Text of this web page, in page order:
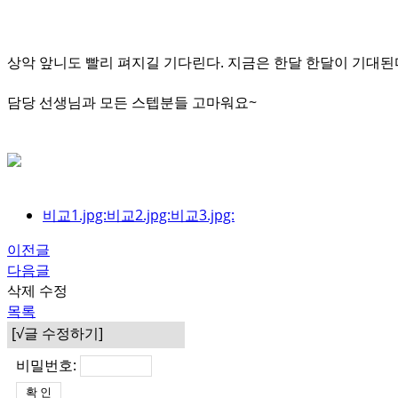
상악 앞니도 빨리 펴지길 기다린다. 지금은 한달 한달이 기대된
담당 선생님과 모든 스텝분들 고마워요~
비교1.jpg:비교2.jpg:비교3.jpg:
이전글
다음글
삭제 수정
목록
[√글 수정하기]
비밀번호: